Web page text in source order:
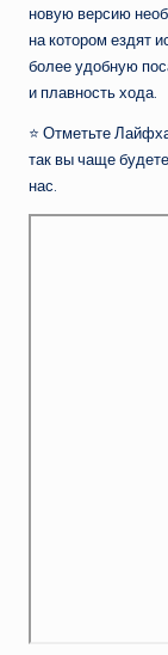
новую версию
на котором ездят
более удобную
и плавность хода.
⭐ Отметьте
так вы чаще
нас.